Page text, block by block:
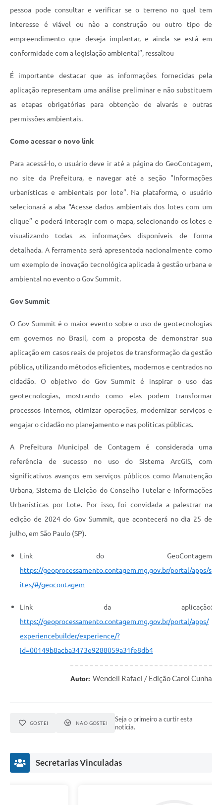
pessoa pode consultar e verificar se o terreno no qual tem
interesse é viável ou não a construção ou outro tipo de
empreendimento que deseja implantar, e ainda se está em
conformidade com a legislação ambiental”, ressaltou
É importante destacar que as informações fornecidas pela
aplicação representam uma análise preliminar e não substituem
as etapas obrigatórias para obtenção de alvarás e outras
permissões ambientais.
Como acessar o novo link
Para acessá-lo, o usuário deve ir até a página do GeoContagem,
no site da Prefeitura, e navegar até a seção "Informações
urbanísticas e ambientais por lote”. Na plataforma, o usuário
selecionará a aba “Acesse dados ambientais dos lotes com um
clique” e poderá interagir com o mapa, selecionando os lotes e
visualizando todas as informações disponíveis de forma
detalhada. A ferramenta será apresentada nacionalmente como
um exemplo de inovação tecnológicaaplicada à gestão urbana e
ambiental no evento o Gov Summit.
Gov Summit
O Gov Summit é o maior evento sobre o uso de geotecnologias
em governos no Brasil, com a proposta de demonstrar sua
aplicação em casos reais de projetos de transformação da gestão
pública, utilizando métodos eficientes, modernos e centrados no
cidadão. O objetivo do Gov Summit é inspirar o uso das
geotecnologias, mostrando como elas podem transformar
processos internos, otimizar operações, modernizar serviços e
engajar o cidadão no planejamento e nas políticas públicas.
A Prefeitura Municipal de Contagem é considerada uma
referência de sucesso no uso do Sistema ArcGIS, com
significativos avanços em serviços públicos como Manutenção
Urbana, Sistema de Eleição do Conselho Tutelar e Informações
Urbanísticas por Lote. Por isso, foi convidada a palestrar na
edição de 2024 do Gov Summit, que acontecerá no dia 25 de
julho, em São Paulo (SP).
Link do GeoContagem
https://geoprocessamento.contagem.mg.gov.br/portal/apps/s
ites/#/geocontagem
Link da aplicação:
https://geoprocessamento.contagem.mg.gov.br/portal/apps/
experiencebuilder/experience/?
id=00149b8acba3473e9288059a31fe8db4
Autor: Wendell Rafael / Edição Carol Cunha
GOSTEI NÃO GOSTEI
Seja o primeiro a curtir esta
notícia.
Secretarias Vinculadas